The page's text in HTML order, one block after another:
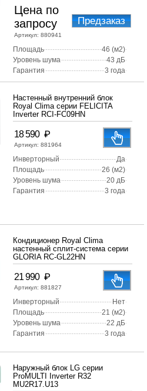
Цена по
запросу
Артикул: 880941
Предзаказ
Площадь
46 (м2)
Уровень шума
43 дБ
Гарантия
3 года
Настенный внутренний блок
Royal Clima серии FELICITA
Inverter RCI-FС09HN
18 590 ₽
Артикул: 881964
Инверторный
Да
Площадь
26 (м2)
Уровень шума
20 дБ
Гарантия
3 года
Кондиционер Royal Clima
настенный сплит-система серии
GLORIA RC-GL22HN
21 990 ₽
Артикул: 881827
Инверторный
Нет
Площадь
21 (м2)
Уровень шума
22 дБ
Гарантия
3 года
Наружный блок LG серии
ProMULTI Inverter R32
MU2R17.U13